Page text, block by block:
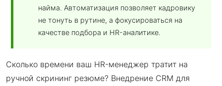
найма. Автоматизация позволяет кадровику
не тонуть в рутине, а фокусироваться на
качестве подбора и HR-аналитике.
Сколько времени ваш HR-менеджер тратит на
ручной скрининг резюме? Внедрение CRM для